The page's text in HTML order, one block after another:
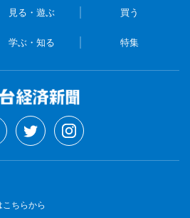
見る・遊ぶ 買う
学ぶ・知る 特集
ちらから